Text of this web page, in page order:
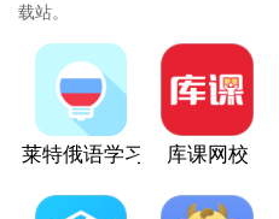
载站。
莱特俄语学习背单词库课网校